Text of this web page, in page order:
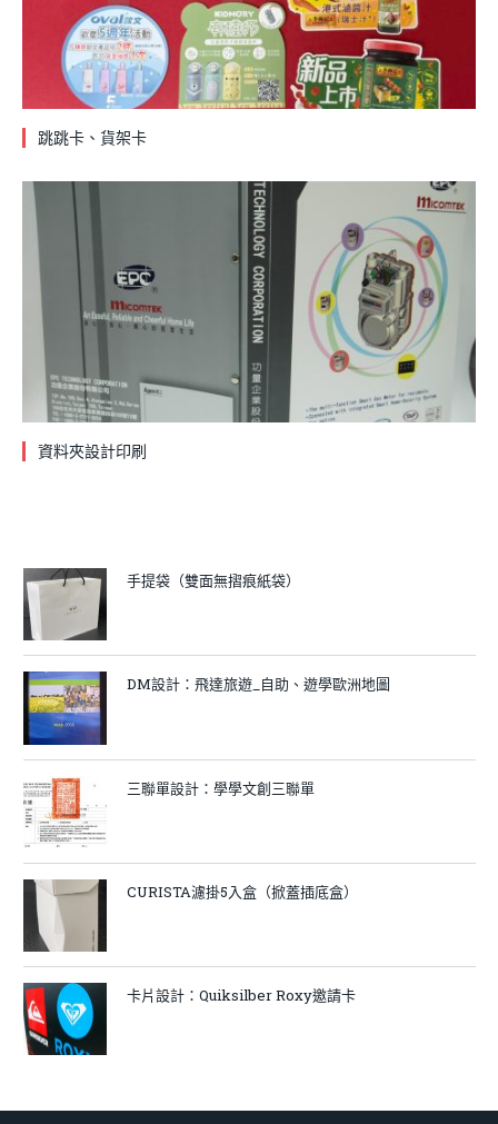
跳跳卡、貨架卡
資料夾設計印刷
手提袋（雙面無摺痕紙袋）
DM設計：飛達旅遊_自助、遊學歐洲地圖
三聯單設計：學學文創三聯單
CURISTA濾掛5入盒（掀蓋插底盒）
卡片設計：Quiksilber Roxy邀請卡